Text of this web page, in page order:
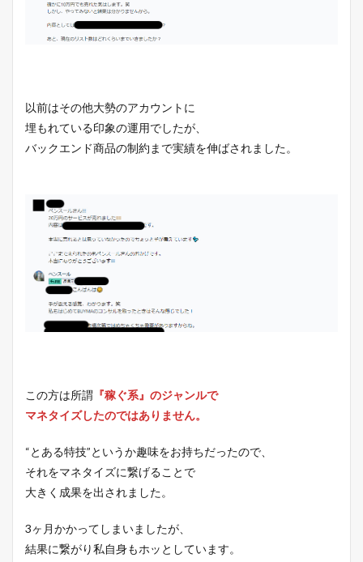
以前はその他大勢のアカウントに
埋もれている印象の運用でしたが、
バックエンド商品の制約まで実績を伸ばされました。
この方は所謂 『稼ぐ系』のジャンルで
マネタイズしたのではありません。
“とある特技”というか趣味をお持ちだったので、
それをマネタイズに繋げることで
大きく成果を出されました。
3ヶ月かかってしまいましたが、
結果に繋がり私自身もホッとしています。